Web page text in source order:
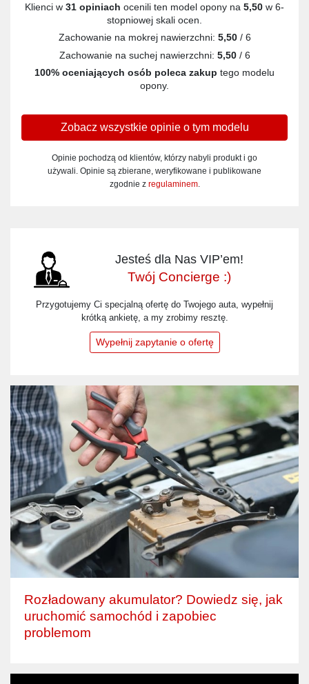
Klienci w 31 opiniach ocenili ten model opony na 5,50 w 6-
stopniowej skali ocen.
Zachowanie na mokrej nawierzchni: 5,50/ 6
Zachowanie na suchej nawierzchni: 5,50/ 6
100% oceniających osób poleca zakup tego modelu
opony.
Zobacz wszystkie opinie o tym modelu
Opinie pochodzą od klientów, którzy nabyli produkt i go
używali. Opinie są zbierane, weryfikowane i publikowane
zgodnie z regulaminem.
Jesteś dla Nas VIP’em!
Twój Concierge :)
Przygotujemy Ci specjalną ofertę do Twojego auta, wypełnij
krótką ankietę, a my zrobimy resztę.
Wypełnij zapytanie o ofertę
Rozładowany akumulator? Dowiedz się, jak
uruchomić samochód i zapobiec
problemom